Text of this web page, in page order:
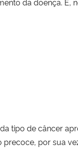
tipo de câncer
por sua